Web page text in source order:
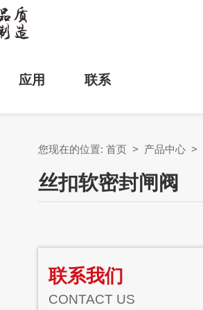
应用 联系
您现在的位置: 首页 > 产品中心 >
丝扣软密封闸阀
联系我们
CONTACT US